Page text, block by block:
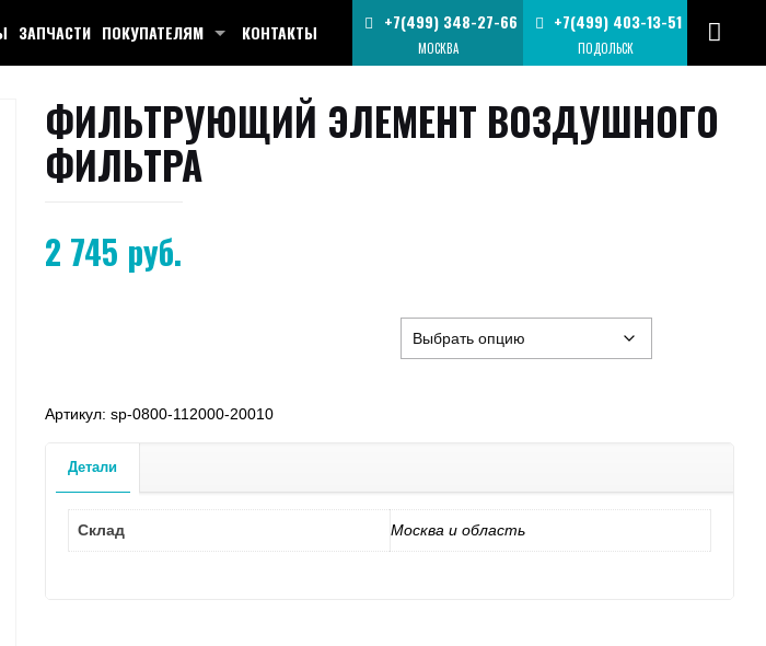
ЗАПЧАСТИ ПОКУПАТЕЛЯМ КОНТАКТЫ +7(499) 403-13-51
ПОДОЛЬСК
+7(499) 348-27-66
МОСКВА
ФИЛЬТРУЮЩИЙ ЭЛЕМЕНТ ВОЗДУШНОГО
ФИЛЬТРА
2 745 руб.
Артикул:sp-0800-112000-20010
Детали
Склад Москва и область